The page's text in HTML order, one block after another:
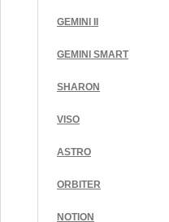
GEMINI II
GEMINI SMART
SHARON
VISO
ASTRO
ORBITER
NOTION